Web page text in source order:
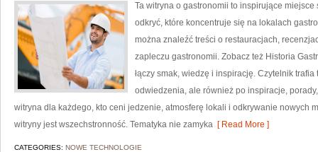
Ta witryna o gastronomii to inspirujące
odkryć, które koncentruje się na lokalach
można znaleźć treści o restauracjach,
zapleczu gastronomii. Zobacz też Historia
łączy smak, wiedzę i inspirację. Czytelnik
odwiedzenia, ale również po inspiracje,
witryna dla każdego, kto ceni jedzenie, atmosferę lokali i odkrywanie nowych
witryny jest wszechstronność. Tematyka nie zamyka [ Read More ]
CATEGORIES: NOWE TECHNOLOGIE